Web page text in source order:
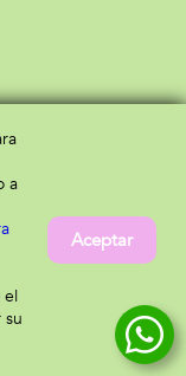
al cliente
y devolución
a
el
su
Aceptar